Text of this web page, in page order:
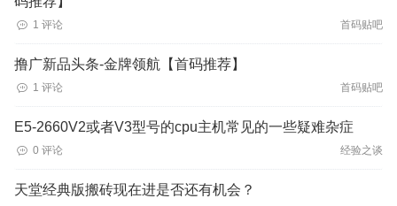
1 评论 首码贴吧
撸广新品头条-金牌领航【首码推荐】
1 评论 首码贴吧
E5-2660V2或者V3型号的cpu主机常见的一些疑难杂症
0 评论 经验之谈
天堂经典版搬砖现在进是否还有机会？